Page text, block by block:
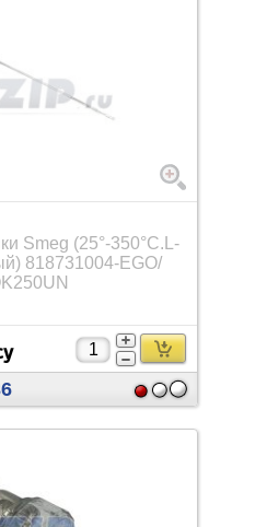
Smeg (25°-350°C.L-
818731004-EGO/